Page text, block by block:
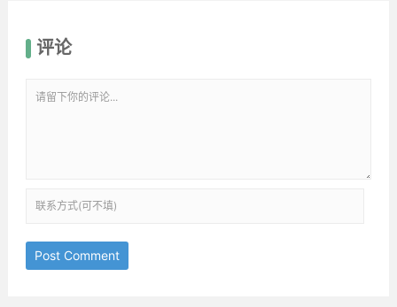
评论
Post Comment